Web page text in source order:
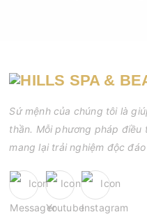
đạt tiêu chuẩn cần đáp ứng
Sứ mệnh của chúng tôi là
thần. Mỗi phương pháp
mang lại trải nghiệm độc